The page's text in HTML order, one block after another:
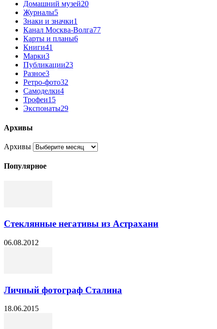
Домашний музей20
Журналы5
Знаки и значки1
Канал Москва-Волга77
Карты и планы6
Книги41
Марки3
Публикации23
Разное3
Ретро-фото32
Самоделки4
Трофеи15
Экспонаты29
Архивы
Архивы
Популярное
Стеклянные негативы из Астрахани
06.08.2012
Личный фотограф Сталина
18.06.2015